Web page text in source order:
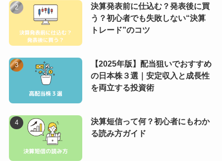
決算発表前に仕込む？発表後に買
う？初心者でも失敗しない“決算
トレード”のコツ
【2025年版】配当狙いでおすすめ
の日本株３選｜安定収入と成長性
を両立する投資術
決算短信って何？初心者にもわか
る読み方ガイド